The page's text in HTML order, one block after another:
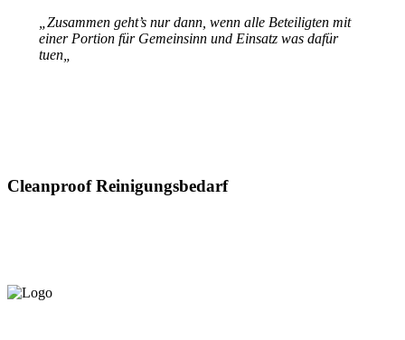
„Zusammengeht’s nur dann, wenn alle Beteiligten mit
einer Portion für Gemeinsinn und Einsatz was dafür
tuen„
Cleanproof Reinigungsbedarf